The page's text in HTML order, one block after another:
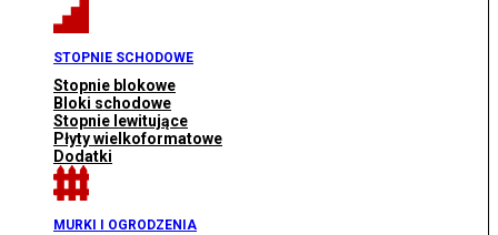
STOPNIE SCHODOWE
Stopnie blokowe
Bloki schodowe
Stopnie lewitujące
Płyty wielkoformatowe
Dodatki
MURKI I OGRODZENIA